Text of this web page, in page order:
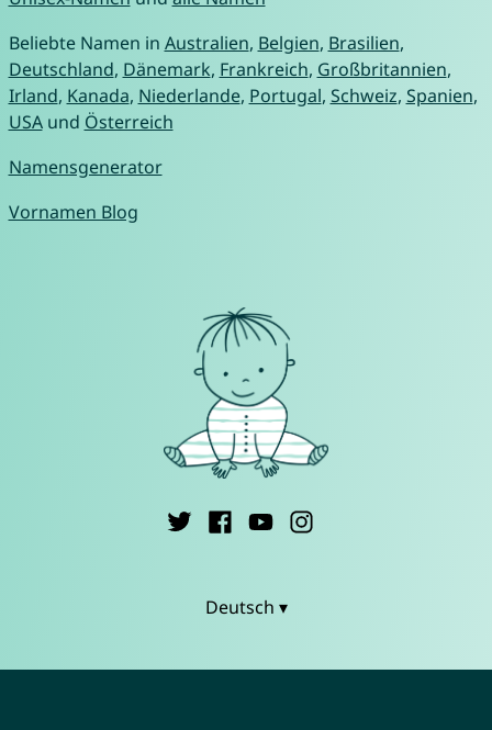
Beliebte Namen in Australien, Belgien, Brasilien,
Deutschland, Dänemark, Frankreich, Großbritannien,
Irland, Kanada, Niederlande, Portugal, Schweiz, Spanien,
USAund Österreich
Namensgenerator
Vornamen Blog
Deutsch ▾